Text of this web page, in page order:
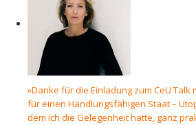
»Danke für die Einladung zum CeU Talk
für einen Handlungsfähigen Staat –
dem ich die Gelegenheit hatte, ganz